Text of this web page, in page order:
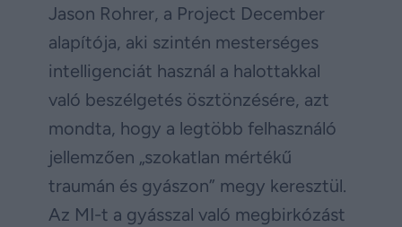
Jason Rohrer, a Project December
alapítója, aki szintén mesterséges
intelligenciát használ a halottakkal
való beszélgetés ösztönzésére, azt
mondta, hogy a legtöbb felhasználó
jellemzően „szokatlan mértékű
traumán és gyászon” megy keresztül.
Az MI-t a gyásszal való megbirkózást